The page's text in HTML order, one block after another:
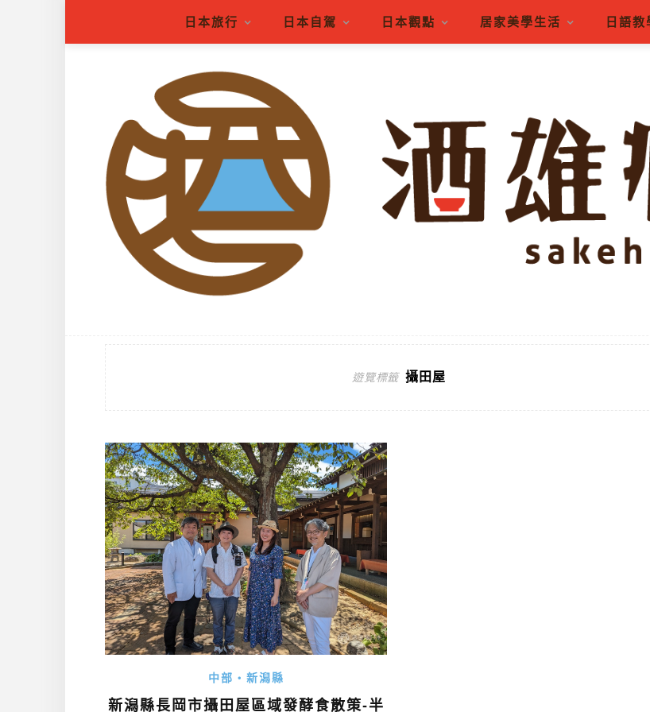
日本旅行 日本自駕 日本觀點 居家美學生活 日語教
遊覽標籤 攝田屋
中部・新潟縣
新潟縣長岡市攝田屋區域發酵食散策-半